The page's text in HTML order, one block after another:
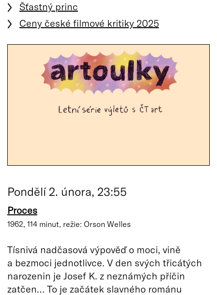
Šťastný princ
Ceny české filmové kritiky 2025
Pondělí 2. února, 23:55
Proces
1962, 114 minut, režie: Orson Welles
Tísnivá nadčasová výpověď o moci, vině
a bezmoci jednotlivce. V den svých třicátých
narozenin je Josef K. z neznámých příčin
zatčen… To je začátek slavného románu